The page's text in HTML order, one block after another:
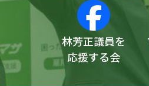
林芳正議員を
応援する会